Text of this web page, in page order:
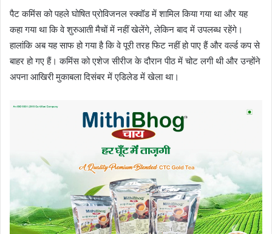
पैट कमिंस को पहले घोषित प्रोविजनल स्क्वॉड में शामिल किया गया था और यह
कहा गया था कि वे शुरुआती मैचों में नहीं खेलेंगे, लेकिन बाद में उपलब्ध रहेंगे।
हालांकि अब यह साफ हो गया है कि वे पूरी तरह फिट नहीं हो पाए हैं और वर्ल्ड कप से
बाहर हो गए हैं। कमिंस को एशेज सीरीज के दौरान पीठ में चोट लगी थी और उन्होंने
अपना आखिरी मुकाबला दिसंबर में एडिलेड में खेला था।